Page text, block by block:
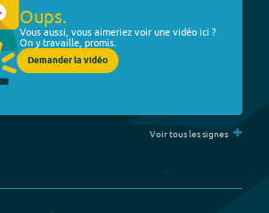
Oups.
Vous aussi, vous aimeriez voir une vidéo ici ?
On y travaille, promis.
Demander la vidéo
Voir tous les signes +